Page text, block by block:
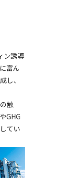
ン誘導
富ん
し、
触
GHG
てい